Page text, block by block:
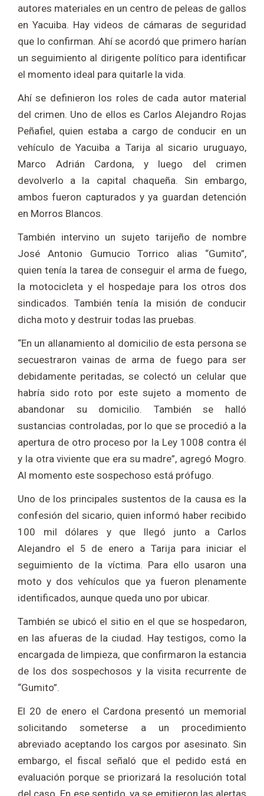
autores materiales en un centro de peleas de gallos
en Yacuiba. Hay videos de cámaras de seguridad
que lo confirman. Ahí se acordó que primero harían
un seguimiento al dirigente político para identificar
el momento ideal para quitarle la vida.
Ahí se definieron los roles de cada autor material
del crimen. Uno de ellos es Carlos Alejandro Rojas
Peñafiel, quien estaba a cargo de conducir en un
vehículo de Yacuiba a Tarija al sicario uruguayo,
Marco Adrián Cardona, y luego del crimen
devolverlo a la capital chaqueña. Sin embargo,
ambos fueron capturados y ya guardan detención
en Morros Blancos.
También intervino un sujeto tarijeño de nombre
José Antonio Gumucio Torrico alias “Gumito”,
quien tenía la tarea de conseguir el arma de fuego,
la motocicleta y el hospedaje para los otros dos
sindicados. También tenía la misión de conducir
dicha moto y destruir todas las pruebas.
“En un allanamiento al domicilio de esta persona se
secuestraron vainas de arma de fuego para ser
debidamente peritadas, se colectó un celular que
habría sido roto por este sujeto a momento de
abandonar su domicilio. También se halló
sustancias controladas, por lo que se procedió a la
apertura de otro proceso por la Ley 1008 contra él
y la otra viviente que era su madre”, agregó Mogro.
Al momento este sospechoso está prófugo.
Uno de los principales sustentos de la causa es la
confesión del sicario, quien informó haber recibido
100 mil dólares y que llegó junto a Carlos
Alejandro el 5 de enero a Tarija para iniciar el
seguimiento de la víctima. Para ello usaron una
moto y dos vehículos que ya fueron plenamente
identificados, aunque queda uno por ubicar.
También se ubicó el sitio en el que se hospedaron,
en las afueras de la ciudad. Hay testigos, como la
encargada de limpieza, que confirmaron la estancia
de los dos sospechosos y la visita recurrente de
“Gumito”.
El 20 de enero el Cardona presentó un memorial
solicitando someterse a un procedimiento
abreviado aceptando los cargos por asesinato. Sin
embargo, el fiscal señaló que el pedido está en
evaluación porque se priorizará la resolución total